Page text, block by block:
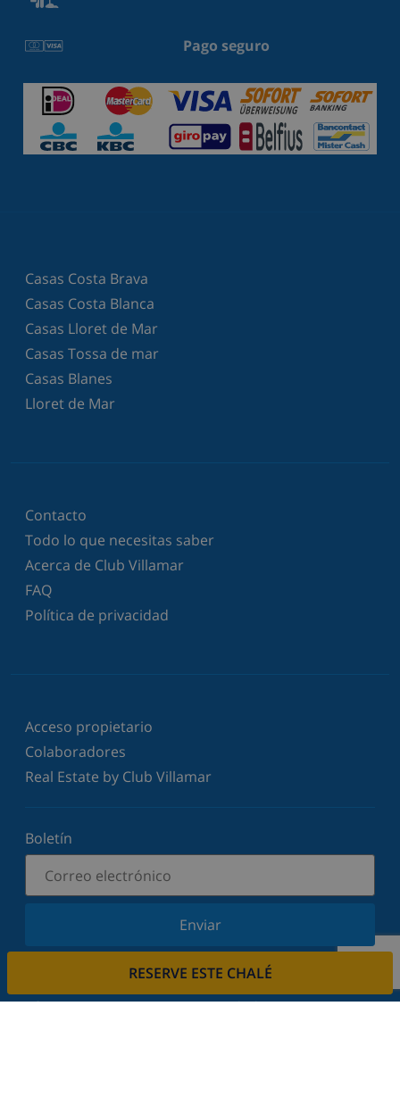
RESERVE ESTE CHALÉ
Pago seguro
Casas Costa Brava
Casas Costa Blanca
Casas Lloret de Mar
Casas Tossa de mar
Casas Blanes
Lloret de Mar
Contacto
Todo lo que necesitas saber
Acerca de Club Villamar
FAQ
Política de privacidad
Acceso propietario
Colaboradores
Real Estate by Club Villamar
Boletín
Enviar
Suscríbase a nuestro boletín y manténgase
ofertas. Respetamos su privacidad.